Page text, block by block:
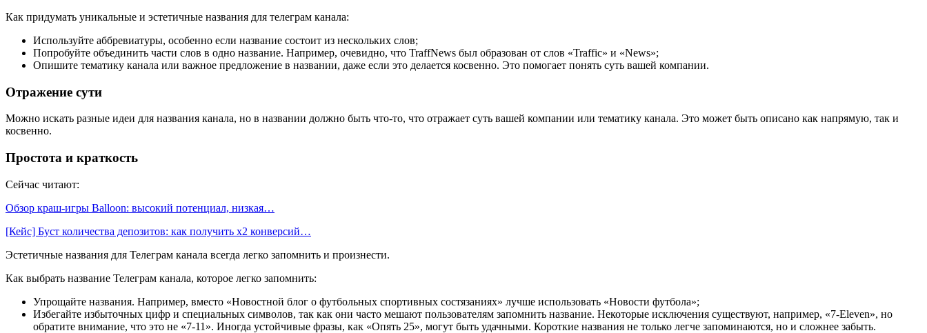
Как придумать уникальные и эстетичные названия для телеграм канала:
Используйте аббревиатуры, особенно если название состоит из нескольких слов;
Попробуйте объединить части слов в одно название. Например, очевидно, что TraffNews был образован от слов «Traffic» и «News»;
Опишите тематику канала или важное предложение в названии, даже если это делается косвенно. Это помогает понять суть вашей компании.
Отражение сути
Можно искать разные идеи для названия канала, но в названии должно быть что-то, что отражает суть вашей компании или тематику канала. Это может быть описано как напрямую, так и
косвенно.
Простота и краткость
Сейчас читают:
Обзор краш-игры Balloon: высокий потенциал, низкая…
[Кейс] Буст количества депозитов: как получить х2 конверсий…
Эстетичные названия для Телеграм канала всегда легко запомнить и произнести.
Как выбрать название Телеграм канала, которое легко запомнить:
Упрощайте названия. Например, вместо «Новостной блог о футбольных спортивных состязаниях» лучше использовать «Новости футбола»;
Избегайте избыточных цифр и специальных символов, так как они часто мешают пользователям запомнить название. Некоторые исключения существуют, например, «7-Eleven», но
обратите внимание, что это не «7-11». Иногда устойчивые фразы, как «Опять 25», могут быть удачными. Короткие названия не только легче запоминаются, но и сложнее забыть.